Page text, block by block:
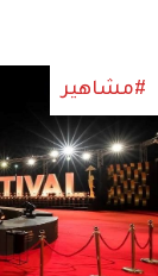
#مشاهير